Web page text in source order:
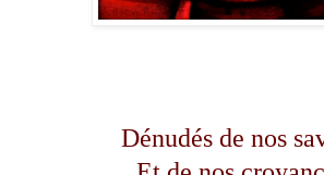
Dénudés de nos